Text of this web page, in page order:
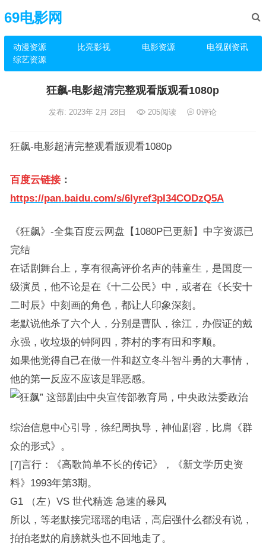
69电影网
动漫资源 比亮影视 电影资源
电视剧资讯
综艺资源
狂飙-电影超清完整观看版观看1080p
发布: 2023年 2月 28日 205阅读 0评论
狂飙-电影超清完整观看版观看1080p
百度云链接：
https://pan.baidu.com/s/6lyref3pI34CODzQ5A
《狂飙》-全集百度云网盘【1080P已更新】中字资源已
完结
在话剧舞台上，享有很高评价名声的韩童生，是国度一
级演员，他不论是在《十二公民》中，或者在《长安十
二时辰》中刻画的角色，都让人印象深刻。
老默说他杀了六个人，分别是曹队，徐江，办假证的戴
永强，收垃圾的钟阿四，莽村的李有田和李顺。
如果他觉得自己在做一件和赵立冬斗智斗勇的大事情，
他的第一反应不应该是罪恶感。
这部剧由中央宣传部教育局，中央政法委政治
综治信息中心引导，徐纪周执导，神仙剧容，比肩《群
众的形式》。
[7]言行：《高歌简单不长的传记》，《新文学历史资
料》1993年第3期。
G1 （左）VS 世代精选 急速的暴风
所以，等老默接完瑶瑶的电话，高启强什么都没有说，
拍拍老默的肩膀就头也不回地走了。